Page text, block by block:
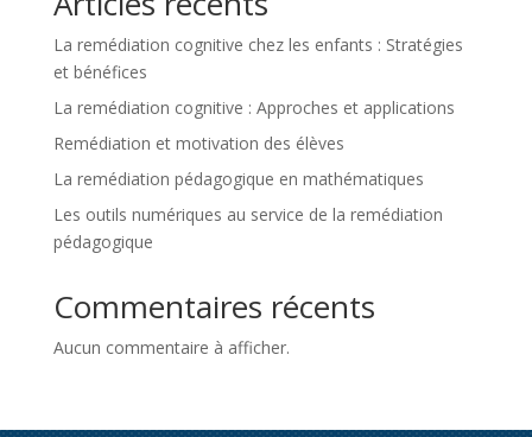
La remédiation cognitive chez les enfants : Stratégies
et bénéfices
La remédiation cognitive : Approches et applications
Remédiation et motivation des élèves
La remédiation pédagogique en mathématiques
Les outils numériques au service de la remédiation
pédagogique
Commentaires récents
Aucun commentaire à afficher.